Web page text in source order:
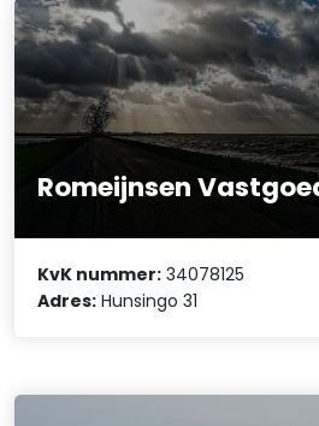
Romeijnsen
KvK nummer: 34078125
Adres: Hunsingo 31